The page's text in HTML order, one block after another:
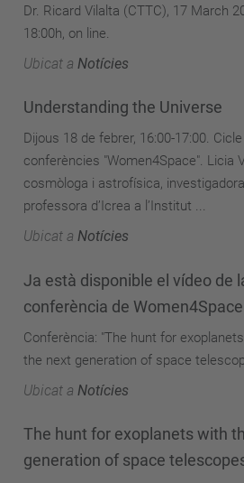
Dr. Ricard Vilalta (CTTC), 17 March
18:00h, on line.
Ubicat a Notícies
Understanding the Universe
Dijous 18 de febrer, 16:00-17:00.
conferències "Women4Space". Licia
cosmòloga i astrofísica,
professora d’Icrea a l’Institut ...
Ubicat a Notícies
Ja està disponible el vídeo de
conferència de Women4Space
Conferència: "The hunt for
the next generation of space
Ubicat a Notícies
The hunt for exoplanets with
generation of space